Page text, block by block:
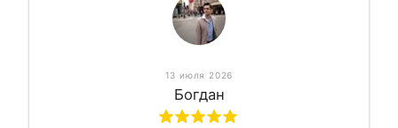
13 июля 2026
Богдан